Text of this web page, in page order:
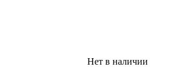
Нет в наличии